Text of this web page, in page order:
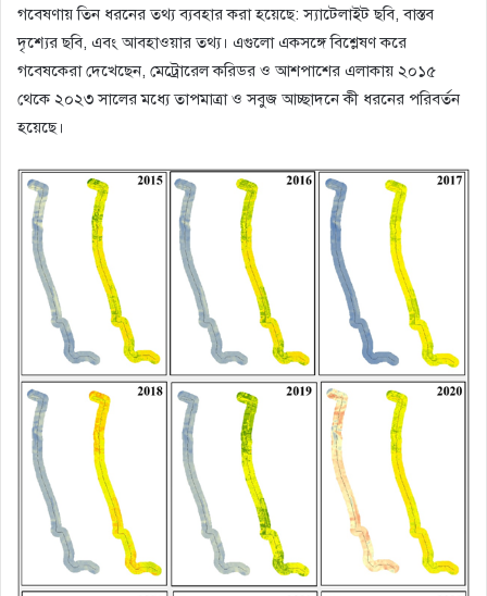
গবেষণায় তিন ধরনের তথ্য ব্যবহার করা হয়েছে: স্যাটেলাইট ছবি, বাস্তব
দৃশ্যের ছবি, এবং আবহাওয়ার তথ্য। এগুলো একসঙ্গে বিশ্লেষণ করে
গবেষকেরা দেখেছেন, মেট্রোরেল করিডর ও আশপাশের এলাকায় ২০১৫
থেকে ২০২৩ সালের মধ্যে তাপমাত্রা ও সবুজ আচ্ছাদনে কী ধরনের পরিবর্তন
হয়েছে।